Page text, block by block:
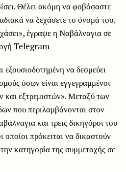
Θέλει ακόμη να φοβόσαστε
να ξεχάσετε το όνομά του.
έγραψε η Ναβάλναγια σε
Telegram
να δεσμεύει
όσων είναι εγγεγραμμένοι
εξτρεμιστών». Μεταξύ των
που περιλαμβάνονται στον
και τρεις δικηγόροι του
οποίοι πρόκειται να δικαστούν
κατηγορία της συμμετοχής σε